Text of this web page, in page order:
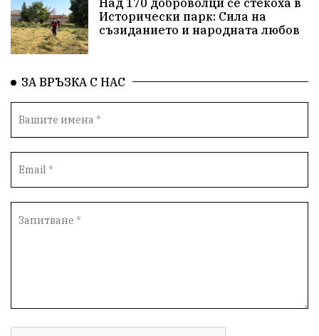
Исторически парк: Сила на
съзиданието и народната любов
ЗА ВРЪЗКА С НАС